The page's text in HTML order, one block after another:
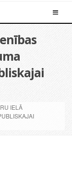
IELĀ